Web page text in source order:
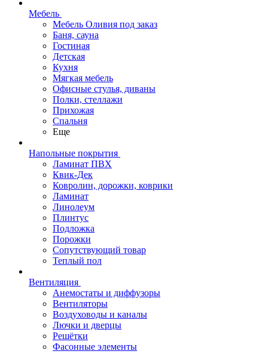
Мебель
Мебель Оливия под заказ
Баня, сауна
Гостиная
Детская
Кухня
Мягкая мебель
Офисные стулья, диваны
Полки, стеллажи
Прихожая
Спальня
Еще
Напольные покрытия
Ламинат ПВХ
Квик-Дек
Ковролин, дорожки, коврики
Ламинат
Линолеум
Плинтус
Подложка
Порожки
Сопутствующий товар
Теплый пол
Вентиляция
Анемостаты и диффузоры
Вентиляторы
Воздуховоды и каналы
Лючки и дверцы
Решётки
Фасонные элементы